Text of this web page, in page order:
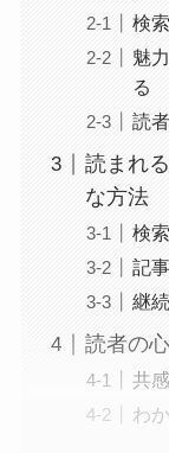
検
魅
る
読
読まれ
な方法
検
記
継
読者の
共
わ